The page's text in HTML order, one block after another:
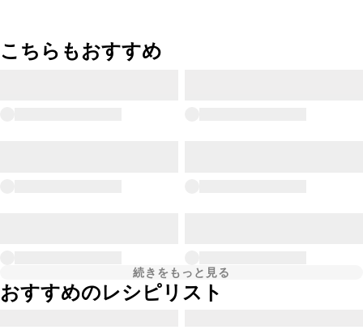
こちらもおすすめ
続きをもっと見る
おすすめのレシピリスト